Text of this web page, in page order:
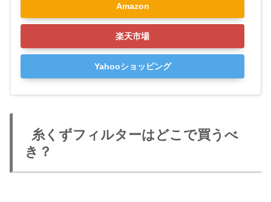
Amazon
楽天市場
Yahooショッピング
糸くずフィルターはどこで買うべ
き？